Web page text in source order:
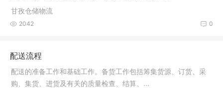
甘孜仓储物流
0
2042
配送流程
配送的准备工作和基础工作。备货工作包括筹集货源、订货、采
购、集货、进货及有关的质量检查、结算、...